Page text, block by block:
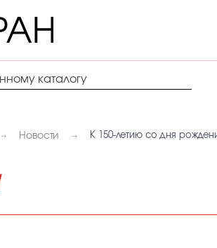
Новости К 150‑летию со дня